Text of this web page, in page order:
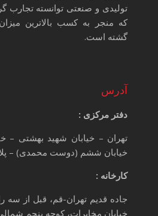
تولیدی و صنعتی توانسته تجارب
که منجر به کسب بالاترین
گشته است.
آدرس
دفتر مرکزی :
تهران – خیابان شهید بهشتی –
خیابان ششم (دوست محمدی) – پلاک 4 ساختمان
کارخانه :
جاده قدیم تهران-قم، قبل از سه
خیابان مخابرات، کوچه پنجم